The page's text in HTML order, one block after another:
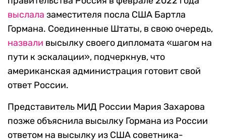
выслала заместителя посла США Бартла
Гормана. Соединенные Штаты, в свою очередь,
назвали высылку своего дипломата «шагом на
пути к эскалации», подчеркнув, что
американская администрация готовит свой
ответ России.
Представитель МИД России Мария Захарова
позже объяснила высылку Гормана из России
ответом на высылку из США советника-